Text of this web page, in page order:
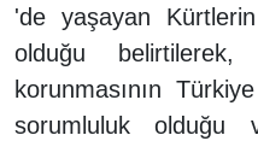
'de yaşayan
olduğu
korunmasının
sorumluluk olduğu